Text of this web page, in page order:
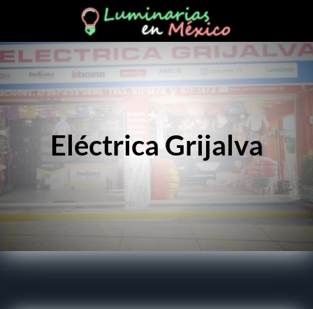
Eléctrica Grijalva